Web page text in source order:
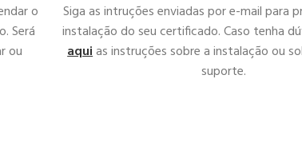
o
Será
ou
Siga as intruções enviadas por e-mail para
instalação do seu certificado. Caso tenha
aquias instruções sobre a instalação ou
suporte.